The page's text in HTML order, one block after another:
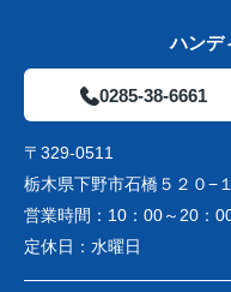
ハンデ
0285-38-6661
〒329-0511
栃木県下野市石橋５２０−１
営業時間： 10：00～20：
定休日： 水曜日